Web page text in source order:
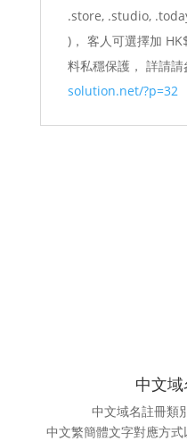
.store, .studio,
)， 客人可選擇加
料私穩保護， 詳請請
solution.net/?p=32
中文
中文域名註冊類
中文繁簡體文字對應方式